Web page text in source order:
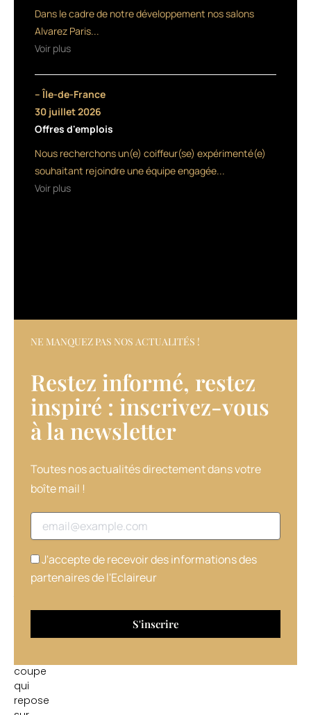
pour
découvrir
collection
Jean-
Contreras
pour
groupe.
Jean-
Marie
l’ont
présentée
modèles
collègues
ensuite
passé
l’après-
midi
coupe
qui
repose
Dans le cadre de notre développement nos salons
Alvarez Paris...
Voir plus
– Île-de-France
30 juillet 2026
Offres d'emplois
Nous recherchons un(e) coiffeur(se) expérimenté(e)
souhaitant rejoindre une équipe engagée...
Voir plus
NE MANQUEZ PAS NOS ACTUALITÉS !
Restez informé, restez
inspiré : inscrivez-vous
à la newsletter​
Toutes nos actualités directement dans votre
boîte mail !
Adresse email
J'accepte de recevoir des informations des
partenaires de l'Eclaireur